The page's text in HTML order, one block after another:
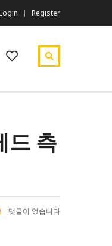
Register
드 측
댓글이 없습니다